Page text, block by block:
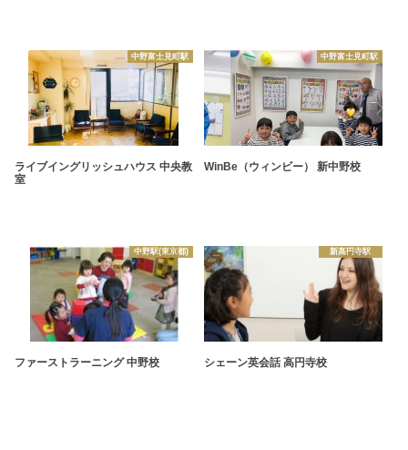
中野富士見町駅
ライブイングリッシュハウス 中央教
室
中野富士見町駅
WinBe（ウィンビー） 新中野校
中野駅(東京都)
ファーストラーニング 中野校
新高円寺駅
シェーン英会話 高円寺校